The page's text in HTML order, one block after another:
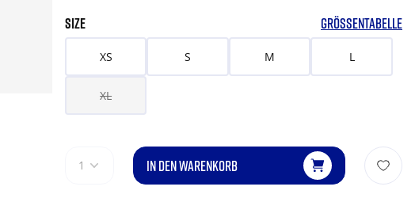
SIZE GRÖSSENTABELLE
XS S M L
XL
1 IN DEN WARENKORB